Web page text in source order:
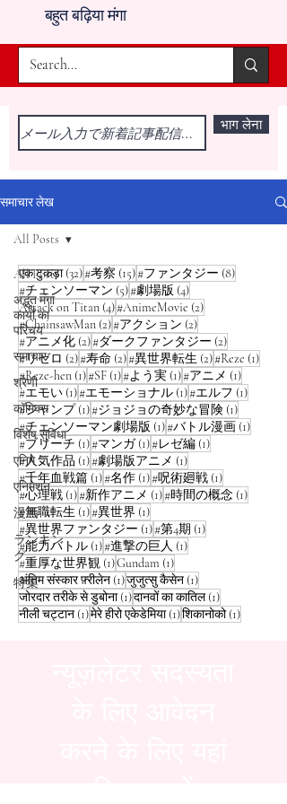
बहुत बढ़िया मंगा
भाग लेना
समाचार लेख
All Posts
अद्भुत मंगा
कार्यों का
परिचय
समाचार
श्रेणी
कॉमिक्स
विशेष सुविधा
एनिमे
एनिमेशन
漫画
ランキン
グ
特集
All Posts
एक टुकड़ा (32)32 पोस्ट
#考察 (15)15 पोस्ट
#ファンタジー (8)8 पोस्ट
#チェンソーマン (5)5 पोस्ट
#劇場版 (4)4 पोस्ट
Attack on Titan (4)4 पोस्ट
#AnimeMovie (2)2 पोस्ट
#ChainsawMan (2)2 पोस्ट
#アクション (2)2 पोस्ट
#アニメ化 (2)2 पोस्ट
#ダークファンタジー (2)2 पोस्ट
#リゼロ (2)2 पोस्ट
#寿命 (2)2 पोस्ट
#異世界転生 (2)2 पोस्ट
#Reze (1)1 पोस्ट
#Reze-hen (1)1 पोस्ट
#SF (1)1 पोस्ट
#よう実 (1)1 पोस्ट
#アニメ (1)1 पोस्ट
#エモい (1)1 पोस्ट
#エモーショナル (1)1 पोस्ट
#エルフ (1)1 पोस्ट
#ジャンプ (1)1 पोस्ट
#ジョジョの奇妙な冒険 (1)1 पोस्ट
#チェンソーマン劇場版 (1)1 पोस्ट
#バトル漫画 (1)1 पोस्ट
#ブリーチ (1)1 पोस्ट
#マンガ (1)1 पोस्ट
#レゼ編 (1)1 पोस्ट
#人気作品 (1)1 पोस्ट
#劇場版アニメ (1)1 पोस्ट
#千年血戦篇 (1)1 पोस्ट
#名作 (1)1 पोस्ट
#呪術廻戦 (1)1 पोस्ट
#心理戦 (1)1 पोस्ट
#新作アニメ (1)1 पोस्ट
#時間の概念 (1)1 पोस्ट
#無職転生 (1)1 पोस्ट
#異世界 (1)1 पोस्ट
#異世界ファンタジー (1)1 पोस्ट
#第4期 (1)1 पोस्ट
#能力バトル (1)1 पोस्ट
#進撃の巨人 (1)1 पोस्ट
#重厚な世界観 (1)1 पोस्ट
Gundam (1)1 पोस्ट
अंतिम संस्कार फ़्रीलेन (1)1 पोस्ट
जुजुत्सु कैसेन (1)1 पोस्ट
जोरदार तरीके से डुबोना (1)1 पोस्ट
दानवों का कातिल (1)1 पोस्ट
नीली चट्टान (1)1 पोस्ट
मेरे हीरो एकेडेमिया (1)1 पोस्ट
शिकानोको (1)1 पोस्ट